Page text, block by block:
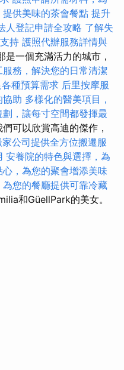
提供美味的茶會餐點 提升
人登記申請全攻略 了解失
持 護照代辦服務詳情與
是一個充滿活力的城市，
服務，解決您的日常清潔
種預算需求 后里按摩服
協助 多樣化的醫美項目，
，讓每寸空間都發揮最
可以欣賞高迪的傑作，
公司提供全方位搬遷服
安養院的特色與選擇，為
心，為您的聚會增添美味
您的餐廳提供可靠冷藏
和GüellPark的美女。